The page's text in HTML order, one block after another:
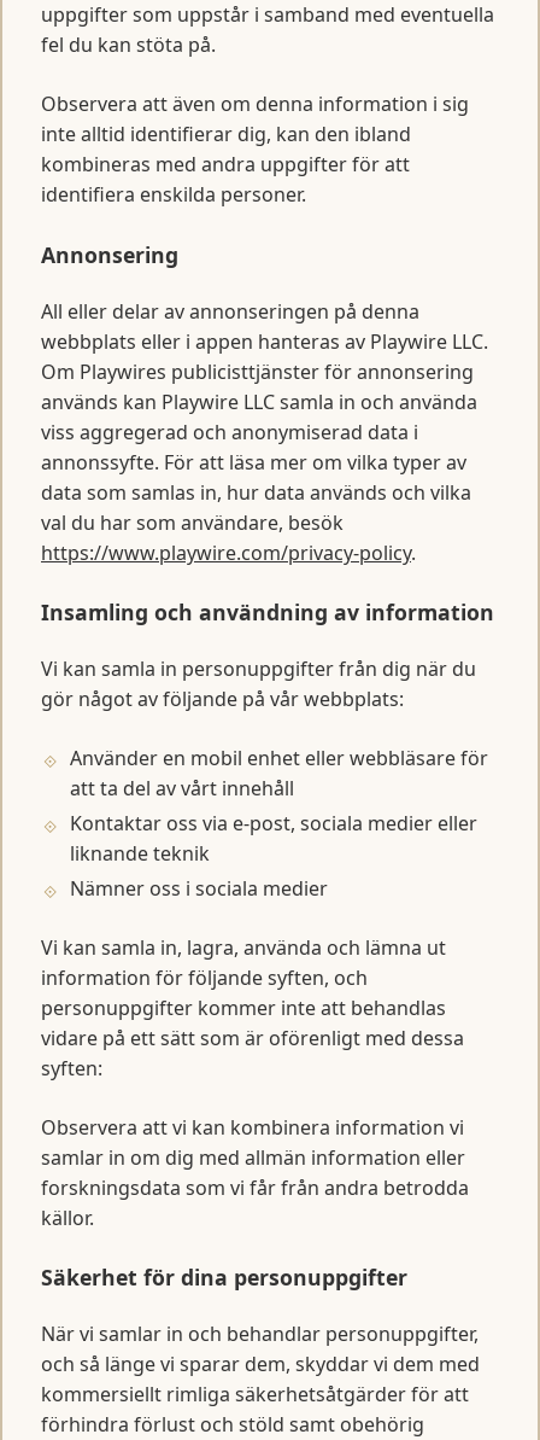
uppgifter som uppstår i samband med eventuella
fel du kan stöta på.
Observera att även om denna information i sig
inte alltid identifierar dig, kan den ibland
kombineras med andra uppgifter för att
identifiera enskilda personer.
Annonsering
All eller delar av annonseringen på denna
webbplats eller i appen hanteras av Playwire LLC.
Om Playwires publicisttjänster för annonsering
används kan Playwire LLC samla in och använda
viss aggregerad och anonymiserad data i
annonssyfte. För att läsa mer om vilka typer av
data som samlas in, hur data används och vilka
val du har som användare, besök
https://www.playwire.com/privacy-policy.
Insamling och användning av information
Vi kan samla in personuppgifter från dig när du
gör något av följande på vår webbplats:
Använder en mobil enhet eller webbläsare för
att ta del av vårt innehåll
Kontaktar oss via e-post, sociala medier eller
liknande teknik
Nämner oss i sociala medier
Vi kan samla in, lagra, använda och lämna ut
information för följande syften, och
personuppgifter kommer inte att behandlas
vidare på ett sätt som är oförenligt med dessa
syften:
Observera att vi kan kombinera information vi
samlar in om dig med allmän information eller
forskningsdata som vi får från andra betrodda
källor.
Säkerhet för dina personuppgifter
När vi samlar in och behandlar personuppgifter,
och så länge vi sparar dem, skyddar vi dem med
kommersiellt rimliga säkerhetsåtgärder för att
förhindra förlust och stöld samt obehörig